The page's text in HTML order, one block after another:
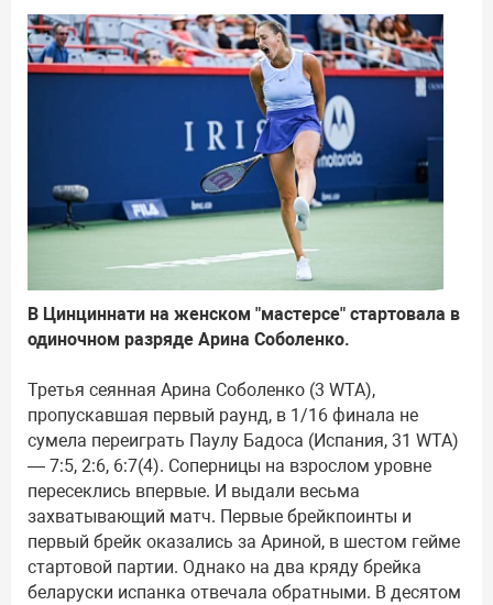
В Цинциннати на женском "мастерсе" стартовала в
одиночном разряде Арина Соболенко.
Третья сеянная Арина Соболенко (3 WTA),
пропускавшая первый раунд, в 1/16 финала не
сумела переиграть Паулу Бадоса (Испания, 31 WTA)
— 7:5, 2:6, 6:7(4). Соперницы на взрослом уровне
пересеклись впервые. И выдали весьма
захватывающий матч. Первые брейкпоинты и
первый брейк оказались за Ариной, в шестом гейме
стартовой партии. Однако на два кряду брейка
беларуски испанка отвечала обратными. В десятом